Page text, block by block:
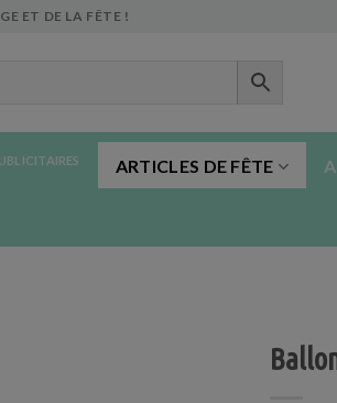
ET DE LA FÊTE !
ARTICLES DE FÊTE